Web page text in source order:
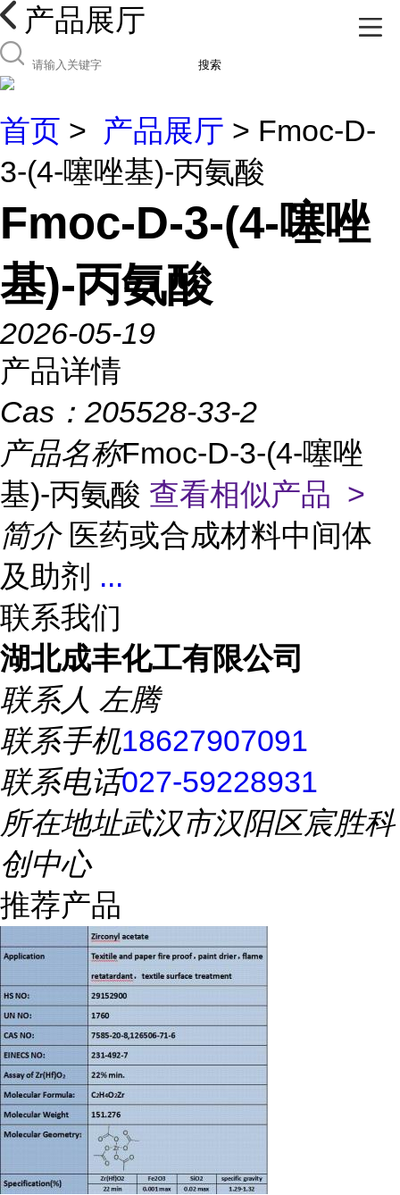
产品展厅
搜索
首页 > 产品展厅 > Fmoc-D-
3-(4-噻唑基)-丙氨酸
Fmoc-D-3-(4-噻唑
基)-丙氨酸
2026-05-19
产品详情
Cas： 205528-33-2
产品名称Fmoc-D-3-(4-噻唑
基)-丙氨酸 查看相似产品 >
简介 医药或合成材料中间体
及助剂 ...
联系我们
湖北成丰化工有限公司
联系人 左腾
联系手机18627907091
联系电话027-59228931
所在地址武汉市汉阳区宸胜科
创中心
推荐产品